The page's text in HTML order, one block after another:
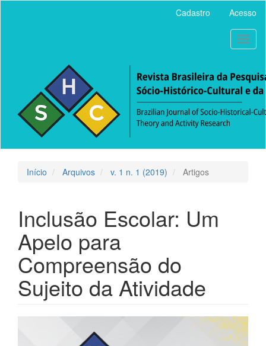
Navegação
Principal
Conteúdo
principal
Barra
Lateral
Cadastro Acesso
Início Arquivos v. 1 n. 1 (2019) Artigos
Inclusão Escolar: Um
Apelo para
Compreensão do
Sujeito da Atividade